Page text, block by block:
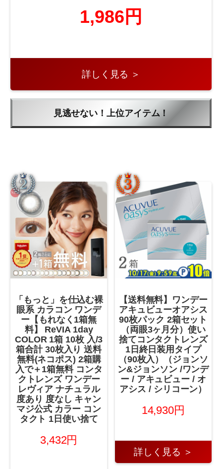
1,986円
詳しく見る ＞
見逃せない！上位アイテム！
「もっと」を仕込む裸
眼系 カラコン ワンデ
ー【もれなく1箱無
料】 ReVIA 1day
COLOR 1箱 10枚 入/3
箱合計 30枚入り 送料
無料(ネコポス) 2箱購
入で＋1箱無料 コンタ
クトレンズ ワンデー
レヴィア ナチュラル
度あり 度なし キャン
マジ公式 カラー コン
タクト 1日使い捨て
3,432円
【送料無料】ワンデー
アキュビューオアシス
90枚パック 2箱セット
（両眼3ヶ月分）使い
捨てコンタクトレンズ
1日終日装用タイプ
（90枚入）（ジョンソ
ン&ジョンソン /ワンデ
ー / アキュビュー / オ
アシス / シリコーン）
14,930円
詳しく見る ＞